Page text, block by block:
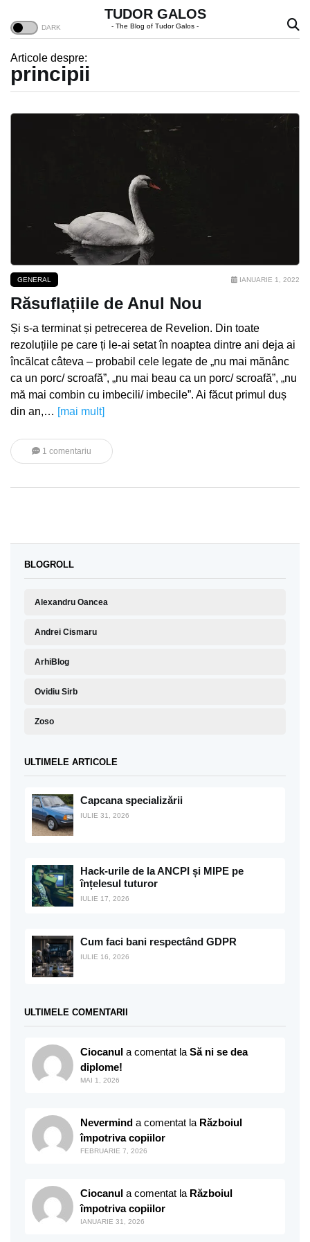
TUDOR GALOS
- The Blog of Tudor Galos -
Articole despre:
principii
GENERAL IANUARIE 1, 2022
Răsuflațiile de Anul Nou
Și s-a terminat și petrecerea de Revelion. Din toate
rezoluțiile pe care ți le-ai setat în noaptea dintre ani deja ai
încălcat câteva – probabil cele legate de „nu mai mănânc
ca un porc/ scroafă”, „nu mai beau ca un porc/ scroafă”, „nu
mă mai combin cu imbecili/ imbecile”. Ai făcut primul duș
din an,… [mai mult]
1 comentariu
BLOGROLL
Alexandru Oancea
Andrei Cismaru
ArhiBlog
Ovidiu Sirb
Zoso
ULTIMELE ARTICOLE
Capcana specializării
IULIE 31, 2026
Hack-urile de la ANCPI și MIPE pe
înțelesul tuturor
IULIE 17, 2026
Cum faci bani respectând GDPR
IULIE 16, 2026
ULTIMELE COMENTARII
Ciocanul a comentat la Să ni se dea
diplome!
MAI 1, 2026
Nevermind a comentat la Războiul
împotriva copiilor
FEBRUARIE 7, 2026
Ciocanul a comentat la Războiul
împotriva copiilor
IANUARIE 31, 2026